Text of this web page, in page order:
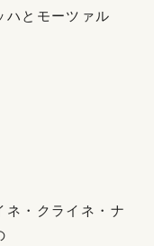
とモーツァル
ネ・クライネ・ナ